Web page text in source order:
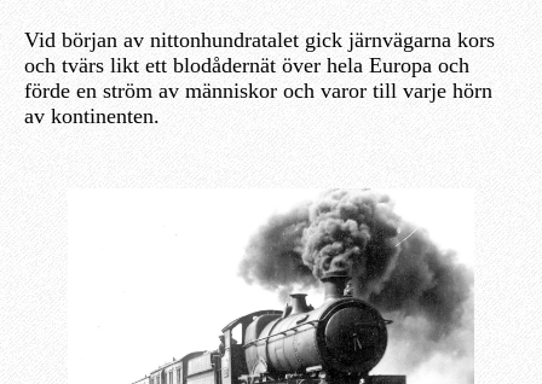
Vid början av nittonhundratalet gick järnvägarna kors
och tvärs likt ett blodådernät över hela Europa och
förde en ström av människor och varor till varje hörn
av kontinenten.